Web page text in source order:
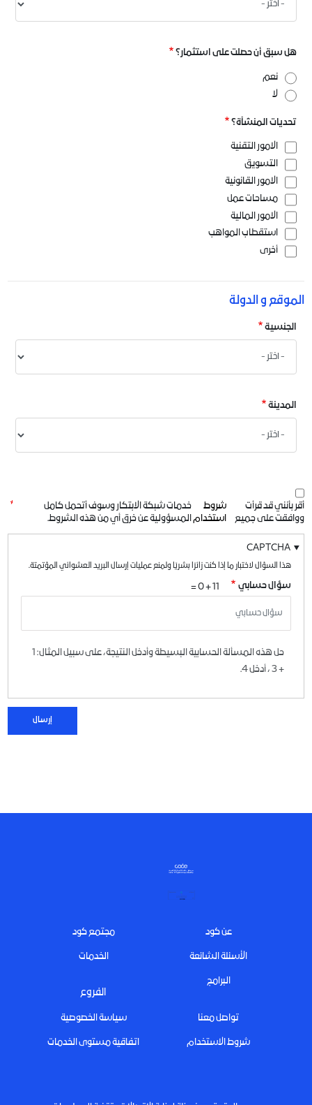
هل سبق أن حصلت على استثمار؟
نعم
لا
تحديات المنشآة؟
الامور التقنية
التسويق
الامور القانونية
مساحات عمل
الامور المالية
استقطاب المواهب
أخرى
الموقع و الدولة
الجنسية
المدينة
أقر بأنني قد قرأت
ووافقت على جميع
شروط
استخدام
خدمات شبكة الابتكار وسوف أتحمل كامل
المسؤولية عن خرق أي من هذه الشروط.
CAPTCHA
هذا السؤال لاختبار ما إذا كنت زائرًا بشريًا ولمنع عمليات إرسال البريد العشوائي المؤتمتة.
سؤال حسابي 11 + 0 =
حل هذه المسألة الحسابية البسيطة وأدخل النتيجة، على سبيل المثال: 1
+ 3 ، أدخل 4.
Footerعن كود
تواصل معنا
الخدمات
سياسة الخصوصية
البرامج
شروط الاستخدام
الفروع
اتفاقية مستوى الخدمات
مجتمع كود
الأسئلة الشائعة